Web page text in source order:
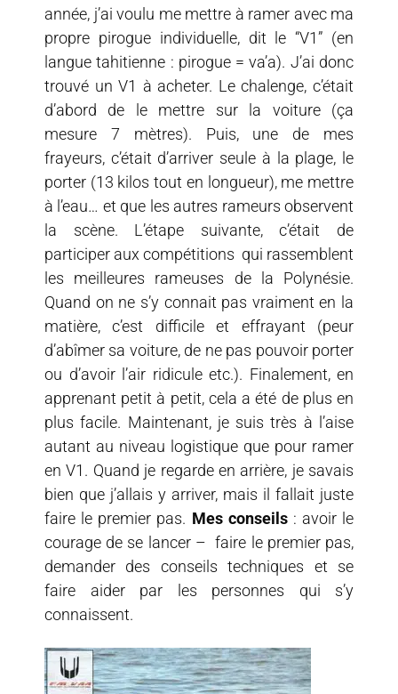
année, j’ai voulu me mettre à ramer avec ma
propre pirogue individuelle, dit le “V1” (en
langue tahitienne : pirogue = va’a). J’ai donc
trouvé un V1 à acheter. Le chalenge, c’était
d’abord de le mettre sur la voiture (ça
mesure 7 mètres). Puis, une de mes
frayeurs, c’était d’arriver seule à la plage, le
porter (13 kilos tout en longueur), me mettre
à l’eau… et que les autres rameurs observent
la scène. L’étape suivante, c’était de
participer aux compétitions qui rassemblent
les meilleures rameuses de la Polynésie.
Quand on ne s’y connait pas vraiment en la
matière, c’est difficile et effrayant (peur
d’abîmer sa voiture, de ne pas pouvoir porter
ou d’avoir l’air ridicule etc.). Finalement, en
apprenant petit à petit, cela a été de plus en
plus facile. Maintenant, je suis très à l’aise
autant au niveau logistique que pour ramer
en V1. Quand je regarde en arrière, je savais
bien que j’allais y arriver, mais il fallait juste
faire le premier pas. Mes conseils: avoir le
courage de se lancer – faire le premier pas,
demander des conseils techniques et se
faire aider par les personnes qui s’y
connaissent.